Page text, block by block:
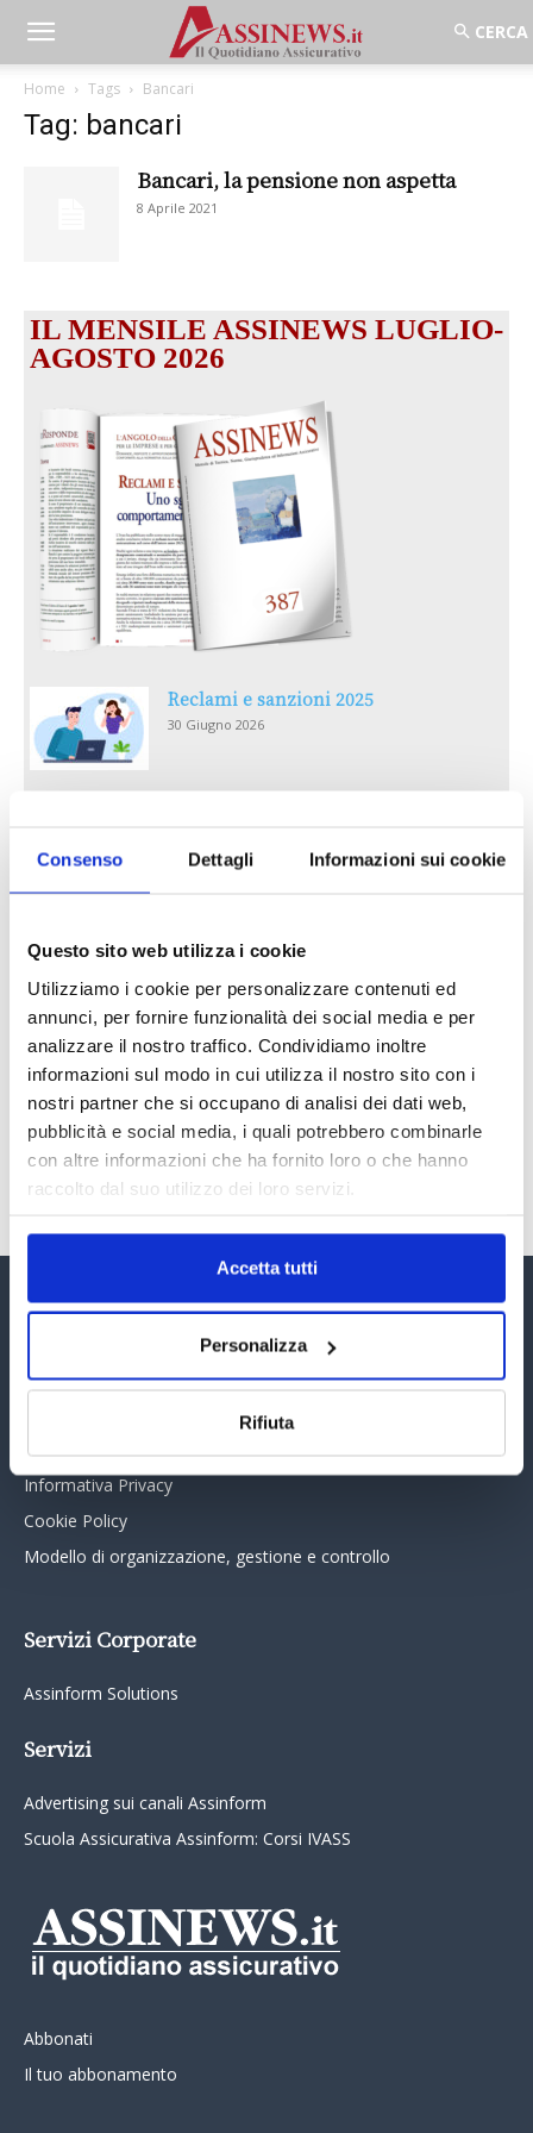
Consenso Dettagli Informazioni sui cookie
Questo sito web utilizza i cookie
Utilizziamo i cookie per personalizzare contenuti ed
annunci, per fornire funzionalità dei social media e per
analizzare il nostro traffico. Condividiamo inoltre
informazioni sul modo in cui utilizza il nostro sito con i
nostri partner che si occupano di analisi dei dati web,
pubblicità e social media, i quali potrebbero combinarle
con altre informazioni che ha fornito loro o che hanno
raccolto dal suo utilizzo dei loro servizi.
Accetta tutti
Personalizza
Rifiuta
Home Tags Bancari
Tag: bancari
Bancari, la pensione non aspetta
8 Aprile 2021
IL MENSILE ASSINEWS LUGLIO-
AGOSTO 2026
Reclami e sanzioni 2025
30 Giugno 2026
30 Giugno 2026
30 Giugno 2026
PREMI 2025. I TOP TEN
30 Giugno 2026
TUTTI GLI ARTICOLI DEL MESE
Assinform Editore
Chi siamo
Collabora con noi
Informativa Privacy
Cookie Policy
Modello di organizzazione, gestione e controllo
Servizi Corporate
Assinform Solutions
Servizi
Advertising sui canali Assinform
Scuola Assicurativa Assinform: Corsi IVASS
Abbonati
Il tuo abbonamento